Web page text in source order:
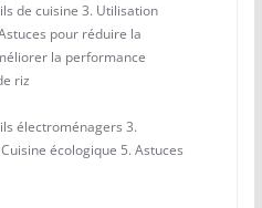
de cuisine 3. Utilisation
pour réduire la
la performance
riz
électroménagers 3.
écologique 5. Astuces